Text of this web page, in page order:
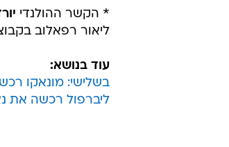
* הקשר ההולנדי
ליאור רפאלוב
עוד בנושא:
בשלישי: מונאקו
ליברפול רכשה את